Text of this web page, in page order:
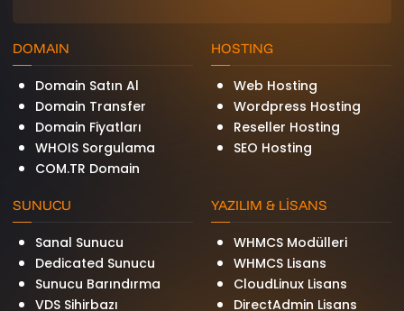
DOMAIN
Domain Satın Al
Domain Transfer
Domain Fiyatları
WHOIS Sorgulama
COM.TR Domain
HOSTING
Web Hosting
Wordpress Hosting
Reseller Hosting
SEO Hosting
SUNUCU
Sanal Sunucu
Dedicated Sunucu
Sunucu Barındırma
VDS Sihirbazı
YAZILIM & LİSANS
WHMCS Modülleri
WHMCS Lisans
CloudLinux Lisans
DirectAdmin Lisans